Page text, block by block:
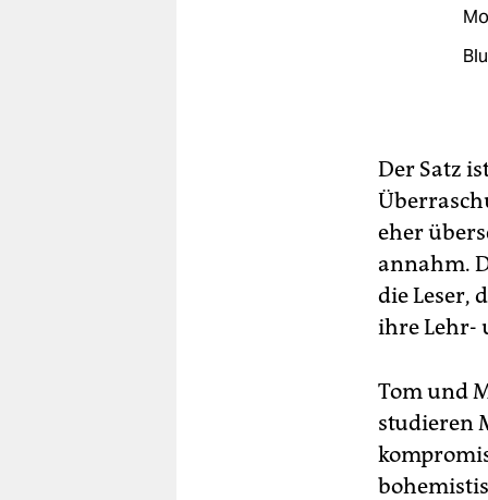
Der Satz
eher
annahm.
die Leser,
ihre Lehr-
Tom und
studieren